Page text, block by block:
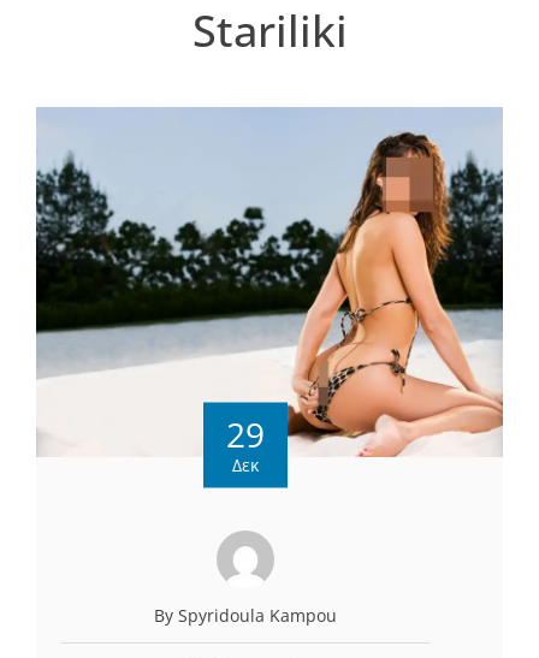
Stariliki
29
Δεκ
By Spyridoula Kampou